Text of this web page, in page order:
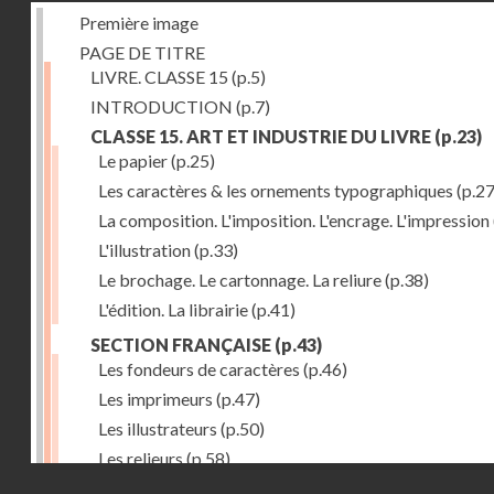
Première image
PAGE DE TITRE
LIVRE. CLASSE 15 (p.5)
INTRODUCTION (p.7)
CLASSE 15. ART ET INDUSTRIE DU LIVRE (p.23)
Le papier(p.25)
Les caractères & les ornements typographiques
La composition. L'imposition. L'encrage. L'impression
L'illustration(p.33)
Le brochage. Le cartonnage. La reliure(p.38)
L'édition. La librairie(p.41)
SECTION FRANÇAISE (p.43)
Les fondeurs de caractères (p.46)
Les imprimeurs (p.47)
Les illustrateurs (p.50)
Les relieurs (p.58)